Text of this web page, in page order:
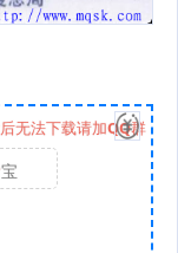
无法下载请加QQ群